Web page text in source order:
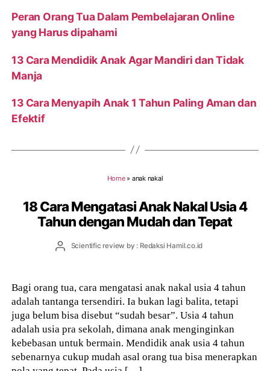
Peran Orang Tua Dalam Pembelajaran Online
yang Harus dipahami
13 Cara Mendidik Anak Agar Mandiri dan Tidak
Manja
13 Cara Menyapih Anak 1 Tahun Paling Aman dan
Efektif
Home» anak nakal
18 Cara Mengatasi Anak Nakal Usia 4
Tahun dengan Mudah dan Tepat
PostScientific review by : Redaksi Hamil.co.id
Bagi orang tua, cara mengatasi anak nakal usia 4 tahun
adalah tantanga tersendiri. Ia bukan lagi balita, tetapi
juga belum bisa disebut “sudah besar”. Usia 4 tahun
adalah usia pra sekolah, dimana anak menginginkan
kebebasan untuk bermain. Mendidik anak usia 4 tahun
sebenarnya cukup mudah asal orang tua bisa menerapkan